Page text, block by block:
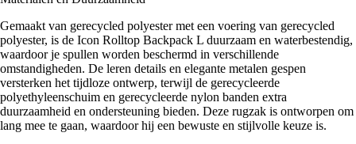
Gemaakt van gerecycled polyester met een voering van gerecycled
polyester, is de Icon Rolltop Backpack L duurzaam en waterbestendig,
waardoor je spullen worden beschermd in verschillende
omstandigheden. De leren details en elegante metalen gespen
versterken het tijdloze ontwerp, terwijl de gerecycleerde
polyethyleenschuim en gerecycleerde nylon banden extra
duurzaamheid en ondersteuning bieden. Deze rugzak is ontworpen om
lang mee te gaan, waardoor hij een bewuste en stijlvolle keuze is.